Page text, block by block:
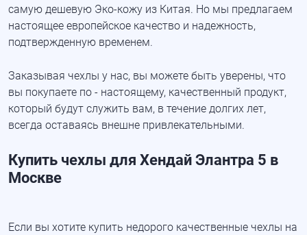
самую дешевую Эко-кожу из Китая. Но мы предлагаем
настоящее европейское качество и надежность,
подтвержденную временем.
Заказывая чехлы у нас, вы можете быть уверены, что
вы покупаете по - настоящему, качественный продукт,
который будут служить вам, в течение долгих лет,
всегда оставаясь внешне привлекательными.
Купить чехлы для Хендай Элантра 5 в
Москве
Если вы хотите купить недорого качественные чехлы на